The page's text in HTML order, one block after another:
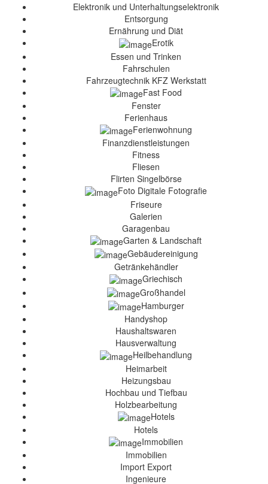
Elektronik und Unterhaltungselektronik
Entsorgung
Ernährung und Diät
Erotik
Essen und Trinken
Fahrschulen
Fahrzeugtechnik KFZ Werkstatt
Fast Food
Fenster
Ferienhaus
Ferienwohnung
Finanzdienstleistungen
Fitness
Fliesen
Flirten Singelbörse
Foto Digitale Fotografie
Friseure
Galerien
Garagenbau
Garten & Landschaft
Gebäudereinigung
Getränkehändler
Griechisch
Großhandel
Hamburger
Handyshop
Haushaltswaren
Hausverwaltung
Heilbehandlung
Heimarbeit
Heizungsbau
Hochbau und Tiefbau
Holzbearbeitung
Hotels
Hotels
Immobilien
Immobilien
Import Export
Ingenieure